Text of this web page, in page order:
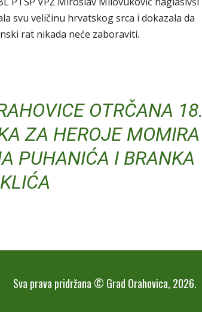
svu veličinu hrvatskog srca i dokazala da
rat nikada neće zaboraviti.
OTRČANA 18.
ZA HEROJE MOMIRA
PUHANIĆA I BRANKA
Sva prava pridržana © Grad Orahovica, 2026.